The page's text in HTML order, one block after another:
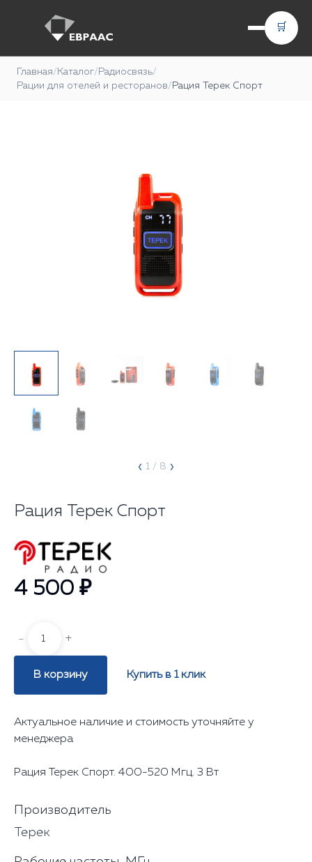
🛒
Главная/ Каталог/ Радиосвязь/
Рации для отелей и ресторанов/ Рация Терек Спорт
‹ 1 / 8 ›
Рация Терек Спорт
4 500 ₽
- +
В корзину Купить в 1 клик
Актуальное наличие и стоимость уточняйте у
менеджера
Рация Терек Спорт. 400-520 Мгц. 3 Вт
Производитель
Терек